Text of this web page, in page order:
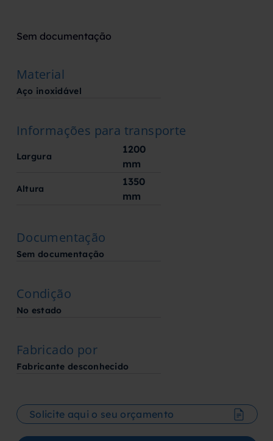
Sem documentação
Material
Aço inoxidável
Informações para transporte
Largura
1200
mm
Altura
1350
mm
Documentação
Sem documentação
Condição
No estado
Fabricado por
Fabricante desconhecido
Solicite aqui o seu orçamento